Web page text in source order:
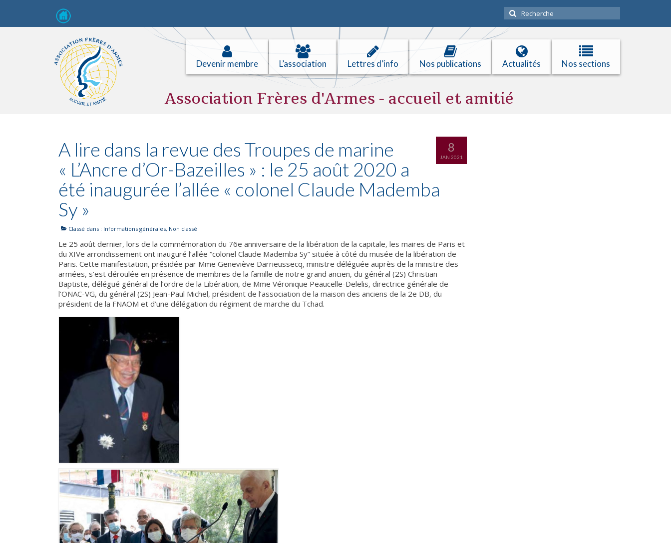
Rechercher
:
Association Frères d'Armes - accueil et amitié
Devenir membre L’association Lettres d’info Nos publications Actualités Nos sections
8
JAN 2021
A lire dans la revue des Troupes de marine
« L’Ancre d’Or-Bazeilles » : le 25 août 2020 a
été inaugurée l’allée « colonel Claude Mademba
Sy »
Classé dans : Informations générales, Non classé
Le 25 août dernier, lors de la commémoration du 76e anniversaire de la libération de la capitale, les maires de Paris et
du XIVe arrondissement ont inauguré l’allée “colonel Claude Mademba Sy” située à côté du musée de la libération de
Paris. Cette manifestation, présidée par Mme Geneviève Darrieussecq, ministre déléguée auprès de la ministre des
armées, s’est déroulée en présence de membres de la famille de notre grand ancien, du général (2S) Christian
Baptiste, délégué général de l’ordre de la Libération, de Mme Véronique Peaucelle-Delelis, directrice générale de
l’ONAC-VG, du général (2S) Jean-Paul Michel, président de l’association de la maison des anciens de la 2e DB, du
président de la FNAOM et d’une délégation du régiment de marche du Tchad.